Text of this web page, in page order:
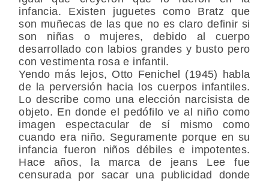
infancia. Existen juguetes como Bratz que
son muñecas de las que no es claro definir si
son niñas o mujeres, debido al cuerpo
desarrollado con labios grandes y busto pero
con vestimenta rosa e infantil.
Yendo más lejos, Otto Fenichel (1945) habla
de la perversión hacia los cuerpos infantiles.
Lo describe como una elección narcisista de
objeto. En donde el pedófilo ve al niño como
imagen espectacular de sí mismo como
cuando era niño. Seguramente porque en su
infancia fueron niños débiles e impotentes.
Hace años, la marca de jeans Lee fue
censurada por sacar una publicidad donde